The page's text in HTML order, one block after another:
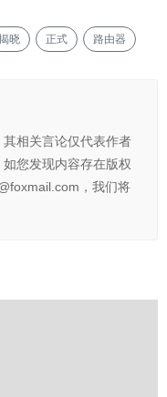
晓 正式 路由器
其相关言论仅代表作者
您发现内容存在版权
，我们将